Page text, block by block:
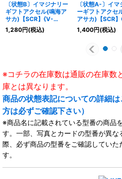
〔状態B〕イマジナリー
ギフトアクセル(鳴海ア
サカ)【SCR】{V-
GM/0031}《その他》
1,280円(税込)
〔状態A-〕イマ
ーギフトアクセ
アサカ)【SCR
GM/0031}《その
1,400円(税込)
※コチラの在庫数は通販の在庫数
庫とは異なります。
商品の状態表記についての詳細
方は必ずご確認下さい）
※商品名に記載されている型番の商品
す。一部、写真とカードの型番が異
際、必ず商品の型番をご確認していた
す。